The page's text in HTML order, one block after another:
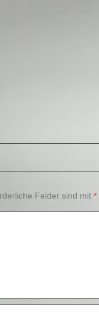
Felder sind mit *